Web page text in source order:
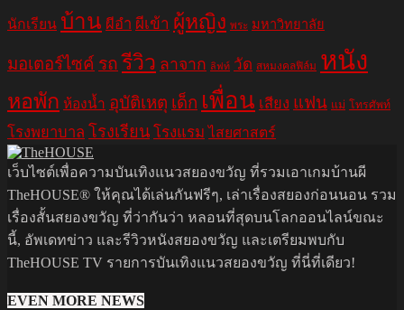
นักเรียน บ้าน ผีอำ ผีเข้า ผู้หญิง พระ มหาวิทยาลัย
มอเตอร์ไซค์ รถ รีวิว ลาจาก ลิฟท์ วัด สหมงคลฟิล์ม หนัง
หอพัก ห้องน้ำ อุบัติเหตุ เด็ก เพื่อน เสียง แฟน แม่ โทรศัพท์
โรงพยาบาล โรงเรียน โรงแรม ไสยศาสตร์
เว็บไซต์เพื่อความบันเทิงแนวสยองขวัญ ที่รวมเอาเกมบ้านผี
TheHOUSE® ให้คุณได้เล่นกันฟรีๆ, เล่าเรื่องสยองก่อนนอน รวม
เรื่องสั้นสยองขวัญ ที่ว่ากันว่า หลอนที่สุดบนโลกออนไลน์ขณะ
นี้, อัพเดทข่าว และรีวิวหนังสยองขวัญ และเตรียมพบกับ
TheHOUSE TV รายการบันเทิงแนวสยองขวัญ ที่นี่ที่เดียว!
EVEN MORE NEWS